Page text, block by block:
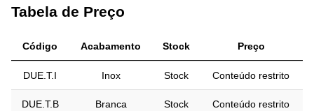
Tabela de Preço
Código Acabamento Stock Preço
DUE.T.I Inox Stock Conteúdo restrito
DUE.T.B Branca Stock Conteúdo restrito